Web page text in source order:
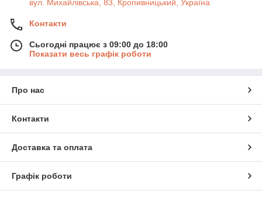
вул. Михайлівська, 83, Кропивницький, Україна
Контакти
Сьогодні працює з 09:00 до 18:00
Показати весь графік роботи
Про нас
Контакти
Доставка та оплата
Графік роботи